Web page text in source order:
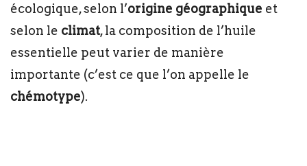
écologique, selon l’origine géographique et
selon le climat, la composition de l’huile
essentielle peut varier de manière
importante (c’est ce que l’on appelle le
chémotype).